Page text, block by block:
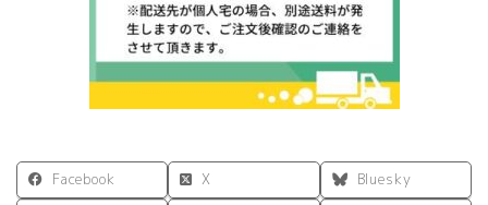
Facebook X
Bluesky